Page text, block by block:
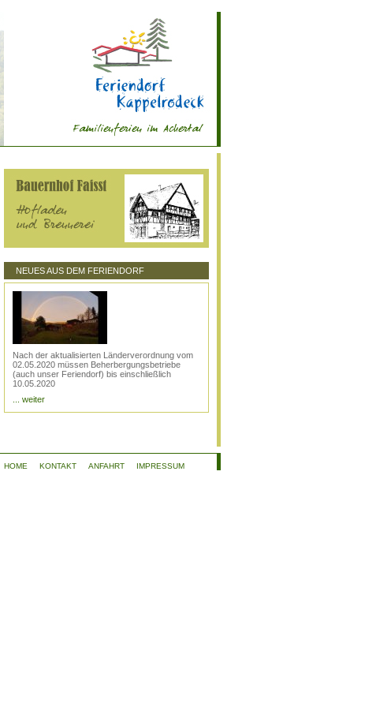
NEUES AUS DEM FERIENDORF
Nach der aktualisierten Länderverordnung vom
02.05.2020 müssen Beherbergungsbetriebe
(auch unser Feriendorf) bis einschließlich
10.05.2020
... weiter
HOME KONTAKT ANFAHRT IMPRESSUM